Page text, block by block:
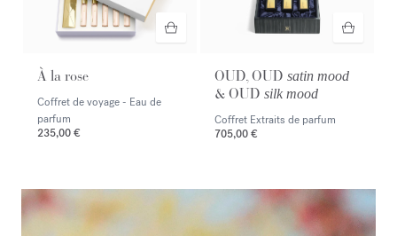
À la rose
Coffret de voyage - Eau de
parfum
235,00 €
OUD, OUD satin mood
& OUD silk mood
Coffret Extraits de parfum
705,00 €
<p><span style="color:#ffffff;">Découvrir la sélection</span></p>